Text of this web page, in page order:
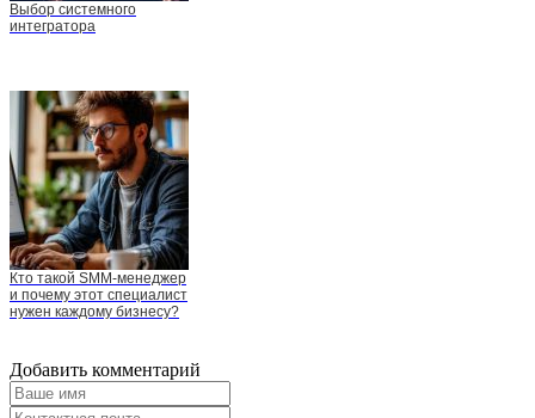
Выбор системного
интегратора
Кто такой SMM-менеджер
и почему этот специалист
нужен каждому бизнесу?
Добавить комментарий